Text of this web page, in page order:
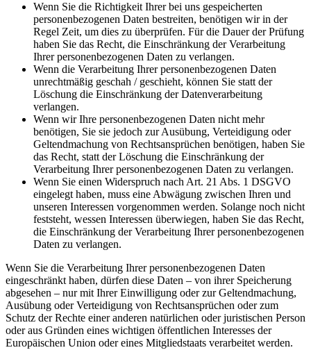
Wenn Sie die Richtigkeit Ihrer bei uns gespeicherten
personenbezogenen Daten bestreiten, benötigen wir in der
Regel Zeit, um dies zu überprüfen. Für die Dauer der Prüfung
haben Sie das Recht, die Einschränkung der Verarbeitung
Ihrer personenbezogenen Daten zu verlangen.
Wenn die Verarbeitung Ihrer personenbezogenen Daten
unrechtmäßig geschah / geschieht, können Sie statt der
Löschung die Einschränkung der Datenverarbeitung
verlangen.
Wenn wir Ihre personenbezogenen Daten nicht mehr
benötigen, Sie sie jedoch zur Ausübung, Verteidigung oder
Geltendmachung von Rechtsansprüchen benötigen, haben Sie
das Recht, statt der Löschung die Einschränkung der
Verarbeitung Ihrer personenbezogenen Daten zu verlangen.
Wenn Sie einen Widerspruch nach Art. 21 Abs. 1 DSGVO
eingelegt haben, muss eine Abwägung zwischen Ihren und
unseren Interessen vorgenommen werden. Solange noch nicht
feststeht, wessen Interessen überwiegen, haben Sie das Recht,
die Einschränkung der Verarbeitung Ihrer personenbezogenen
Daten zu verlangen.
Wenn Sie die Verarbeitung Ihrer personenbezogenen Daten
eingeschränkt haben, dürfen diese Daten – von ihrer Speicherung
abgesehen – nur mit Ihrer Einwilligung oder zur Geltendmachung,
Ausübung oder Verteidigung von Rechtsansprüchen oder zum
Schutz der Rechte einer anderen natürlichen oder juristischen Person
oder aus Gründen eines wichtigen öffentlichen Interesses der
Europäischen Union oder eines Mitgliedstaats verarbeitet werden.